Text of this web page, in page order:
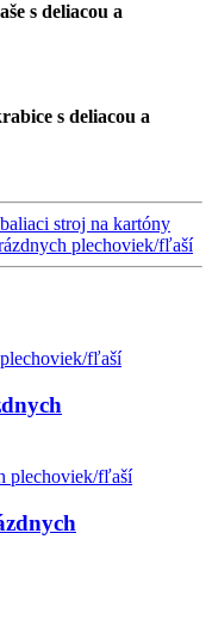
s deliacou a
s deliacou a
stroj na kartóny
plechoviek/fľaší